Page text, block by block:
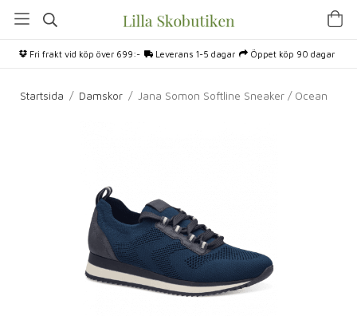
Fri frakt vid köp över 699:- Leverans 1-5 dagar Öppet köp 90 dagar
Startsida / Damskor / Jana Somon Softline Sneaker / Ocean